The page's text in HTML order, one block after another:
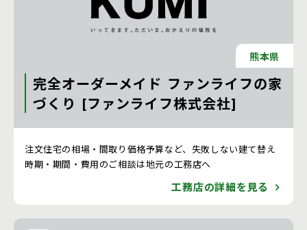
熊本県
完全オーダーメイド ファンライフの家
づくり [ファンライフ株式会社]
注文住宅の相場・間取り価格予算など、失敗しない建て替え
時期・期間・費用のご相談は地元の工務店へ
工務店の詳細を見る